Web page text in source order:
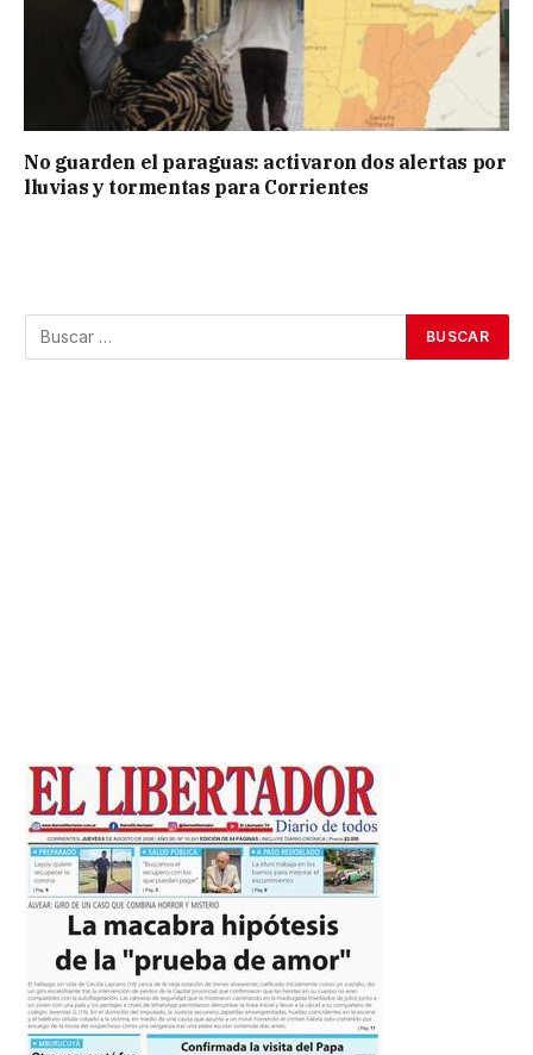
No guarden el paraguas: activaron dos alertas por
lluvias y tormentas para Corrientes